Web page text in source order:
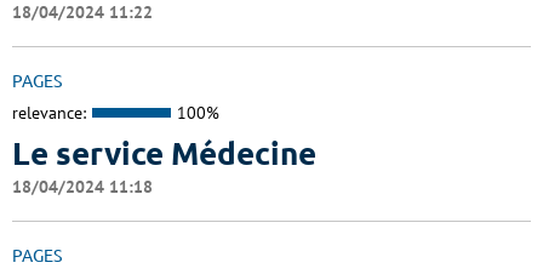
18/04/2024 11:22
PAGES
relevance: 100%
Le service Médecine
18/04/2024 11:18
PAGES